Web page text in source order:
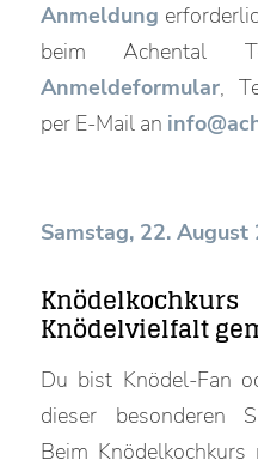
Anmeldung
beim Achental
Anmeldeformular,
per E-Mail an
Samstag, 22. August
Knödelvielfalt
Du bist Knödel-Fan
dieser besonderen
Beim